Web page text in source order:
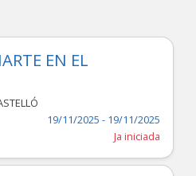
EN EL
19/11/2025 - 19/11/2025
Ja iniciada